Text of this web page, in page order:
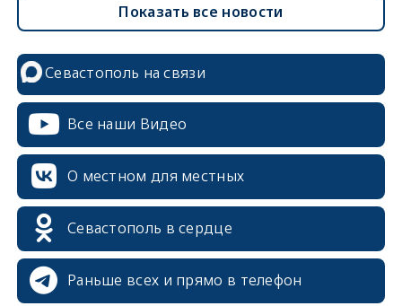
Показать все новости
Севастополь на связи
Все наши Видео
О местном для местных
Севастополь в сердце
Раньше всех и прямо в телефон